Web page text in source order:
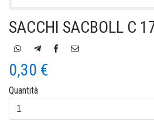
SACCHI SACBOLL C
0,30 €
Quantità